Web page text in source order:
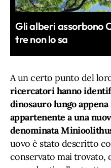
Gli alberi assorbono
tre non lo sa
A un certo punto del
ricercatori hanno
dinosauro lungo
appartenente a una
denominata
uovo è stato descritto
conservato mai trovato,